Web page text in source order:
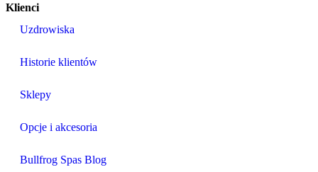
Klienci
Uzdrowiska
Historie klientów
Sklepy
Opcje i akcesoria
Bullfrog Spas Blog